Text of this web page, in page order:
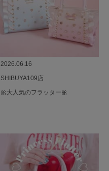
2026.06.16
SHIBUYA109店
🎀大人気のフラッター🎀